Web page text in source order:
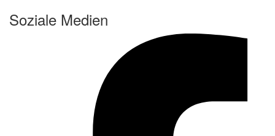
Soziale Medien